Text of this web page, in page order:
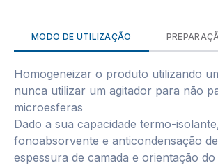
MODO DE UTILIZAÇÃO
Homogeneizar o produto utilizando
nunca utilizar um agitador para não
microesferas
Dado a sua capacidade termo-
fonoabsorvente e anticondensação
espessura de camada e orientação